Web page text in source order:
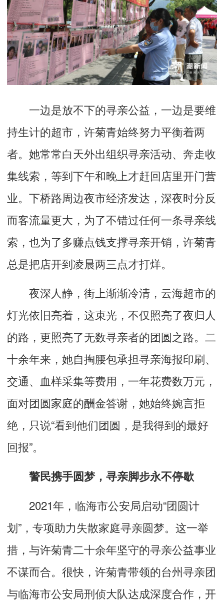
一边是放不下的寻亲公益，一边是要维
持生计的超市，许菊青始终努力平衡着两
者。她常常白天外出组织寻亲活动、奔走收
集线索，等到下午和晚上才赶回店里开门营
业。下桥路周边夜市经济发达，深夜时分反
而客流量更大，为了不错过任何一条寻亲线
索，也为了多赚点钱支撑寻亲开销，许菊青
总是把店开到凌晨两三点才打烊。
夜深人静，街上渐渐冷清，云海超市的
灯光依旧亮着，这束光，不仅照亮了夜归人
的路，更照亮了无数寻亲者的团圆之路。二
十余年来，她自掏腰包承担寻亲海报印刷、
交通、血样采集等费用，一年花费数万元，
面对团圆家庭的酬金答谢，她始终婉言拒
绝，只说“看到他们团圆，是我得到的最好
回报”。
警民携手圆梦，寻亲脚步永不停歇
2021年，临海市公安局启动“团圆计
划”，专项助力失散家庭寻亲圆梦。这一举
措，与许菊青二十余年坚守的寻亲公益事业
不谋而合。很快，许菊青带领的台州寻亲团
与临海市公安局刑侦大队达成深度合作，开